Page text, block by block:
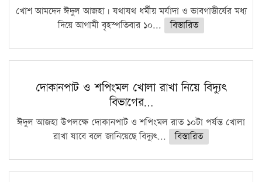
খোশ আমদেদ ঈদুল আজহা। যথাযথ ধর্মীয় মর্যাদা ও ভাবগাম্ভীর্যের মধ্য
দিয়ে আগামী বৃহস্পতিবার ১০...
বিস্তারিত
দোকানপাট ও শপিংমল খোলা রাখা নিয়ে বিদ্যুৎ
বিভাগের…
ঈদুল আজহা উপলক্ষে দোকানপাট ও শপিংমল রাত ১০টা পর্যন্ত খোলা
রাখা যাবে বলে জানিয়েছে বিদ্যুৎ...
বিস্তারিত